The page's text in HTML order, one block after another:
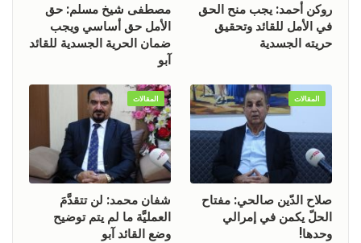
روكن أحمد: يجب منح الحق
في الأمل للقائد وتحقيق
حريته الجسدية
مصطفى شيخ مسلم: حق
الأمل حق أساسي ويجب
ضمان الحرية الجسدية للقائد
آبو
المقالات
صلاح الدّين صالحي: مفتاح
الحلّ يكمن في إمرالي
وحدها!
المقالات
شفان محمد: لن تتقدَّمَ
العمليَّة ما لم يتم توضيح
وضع القائد آبو